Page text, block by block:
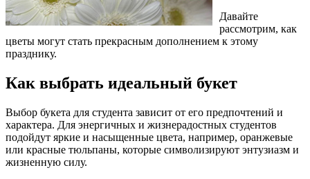
Давайте
рассмотрим, как
цветы могут стать прекрасным дополнением к этому
празднику.
Как выбрать идеальный букет
Выбор букета для студента зависит от его предпочтений и
характера. Для энергичных и жизнерадостных студентов
подойдут яркие и насыщенные цвета, например, оранжевые
или красные тюльпаны, которые символизируют энтузиазм и
жизненную силу.